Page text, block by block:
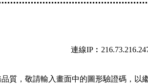
連線
質，敬請輸入畫面中的圖形驗證碼，以